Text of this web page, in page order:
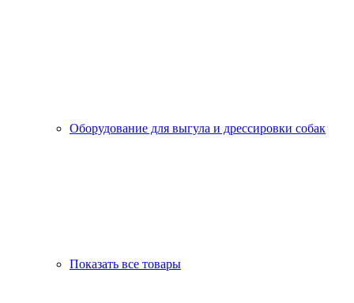
Оборудование для выгула и дрессировки собак
Показать все товары